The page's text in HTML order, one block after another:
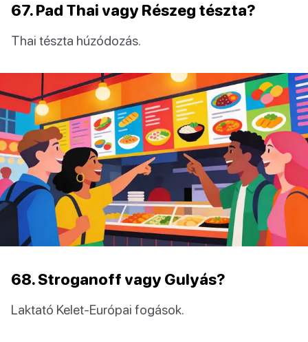
67. Pad Thai vagy Részeg tészta?
Thai tészta húzódozás.
68. Stroganoff vagy Gulyás?
Laktató Kelet-Európai fogások.